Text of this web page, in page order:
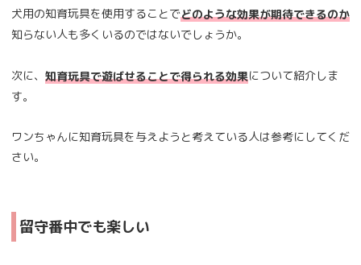
犬用の知育玩具を使用することでどのような効果が期待できるのか
知らない人も多くいるのではないでしょうか。
次に、 知育玩具で遊ばせることで得られる効果について紹介しま
す。
ワンちゃんに知育玩具を与えようと考えている人は参考にしてくだ
さい。
留守番中でも楽しい